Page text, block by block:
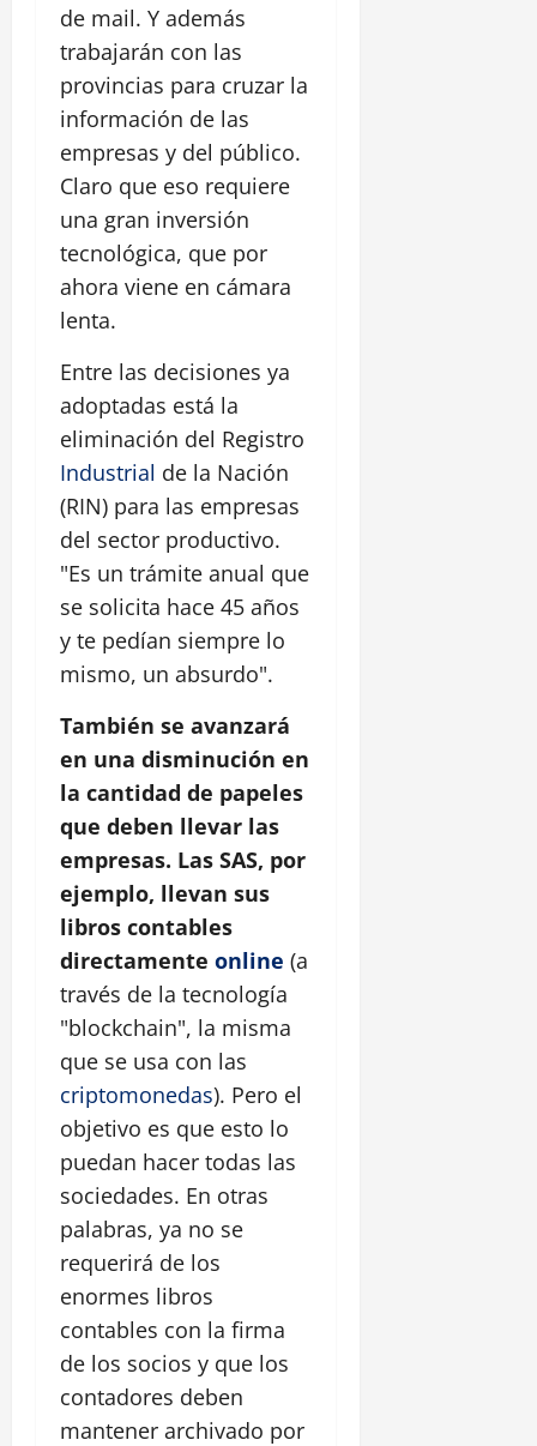
de mail. Y además
trabajarán con las
provincias para cruzar la
información de las
empresas y del público.
Claro que eso requiere
una gran inversión
tecnológica, que por
ahora viene en cámara
lenta.
Entre las decisiones ya
adoptadas está la
eliminación del Registro
Industrial de la Nación
(RIN) para las empresas
del sector productivo.
"Es un trámite anual que
se solicita hace 45 años
y te pedían siempre lo
mismo, un absurdo".
También se avanzará
en una disminución en
la cantidad de papeles
que deben llevar las
empresas. Las SAS, por
ejemplo, llevan sus
libros contables
directamente online (a
través de la tecnología
"blockchain", la misma
que se usa con las
criptomonedas). Pero el
objetivo es que esto lo
puedan hacer todas las
sociedades. En otras
palabras, ya no se
requerirá de los
enormes libros
contables con la firma
de los socios y que los
contadores deben
mantener archivado por